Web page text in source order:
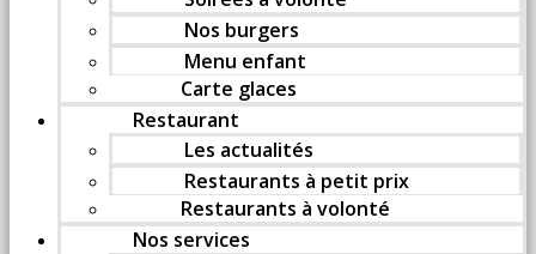
Nos burgers
Menu enfant
Carte glaces
Restaurant
Les actualités
Restaurants à petit prix
Restaurants à volonté
Nos services